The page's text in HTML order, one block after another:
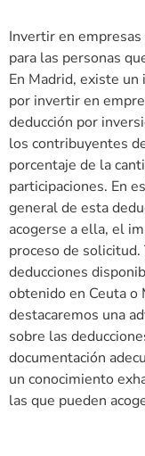
Invertir en
para las personas
En Madrid, existe
por invertir en
deducción por
los contribuyentes
porcentaje de la
participaciones. En
general de esta
acogerse a ella, el
proceso de
deducciones
obtenido en Ceuta o
destacaremos una
sobre las
documentación
un conocimiento
las que pueden